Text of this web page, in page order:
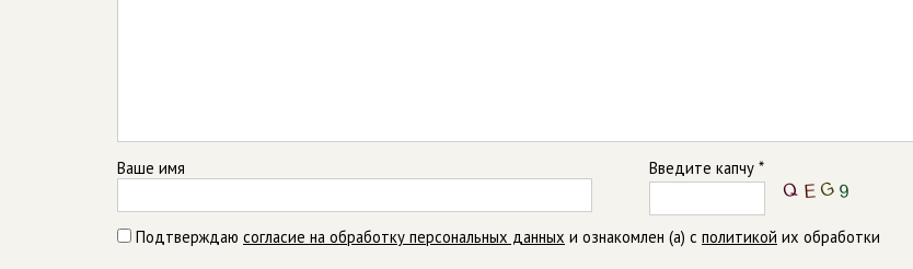
Ваше имя Введите капчу *
Подтверждаю согласие на обработку персональных данных и ознакомлен (а) с политикой их обработки